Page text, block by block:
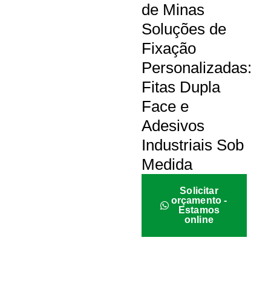
de Minas
Soluções de
Fixação
Personalizadas:
Fitas Dupla
Face e
Adesivos
Industriais Sob
Medida
Solicitar
orçamento -
Estamos
online